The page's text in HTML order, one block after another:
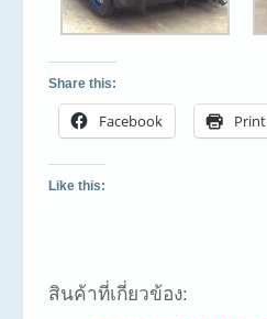
Share this:
Facebook Print
Like this:
สินค้าที่เกี่ยวข้อง: